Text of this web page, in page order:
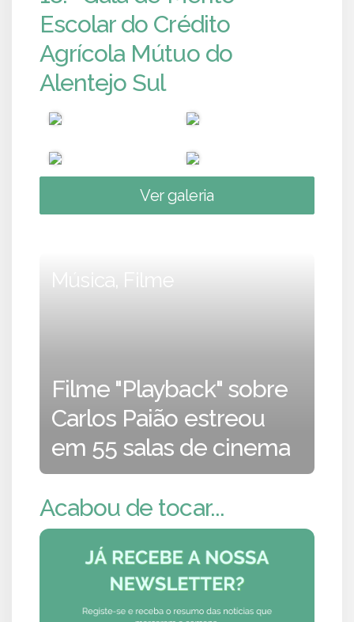
Escolar do Crédito
Agrícola Mútuo do
Alentejo Sul
Ver galeria
Música, Filme
Filme "Playback" sobre
Carlos Paião estreou
em 55 salas de cinema
Acabou de tocar...